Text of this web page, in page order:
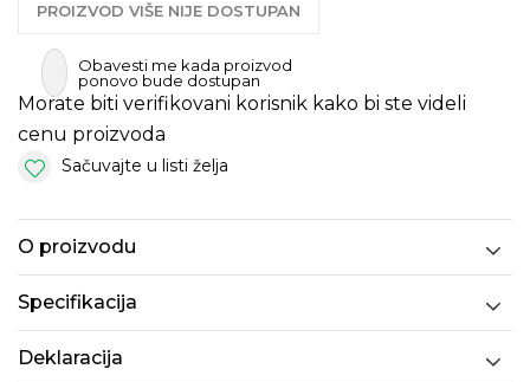
PROIZVOD VIŠE NIJE DOSTUPAN
Obavesti me kada proizvod
ponovo bude dostupan
Morate biti verifikovani korisnik kako bi ste videli
cenu proizvoda
Sačuvajte u listi želja
O proizvodu
Specifikacija
Deklaracija